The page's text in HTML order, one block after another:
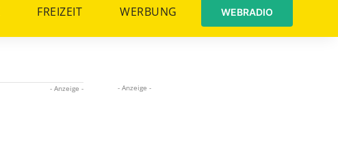
FREIZEIT WERBUNG WEBRADIO
- Anzeige -
- Anzeige -